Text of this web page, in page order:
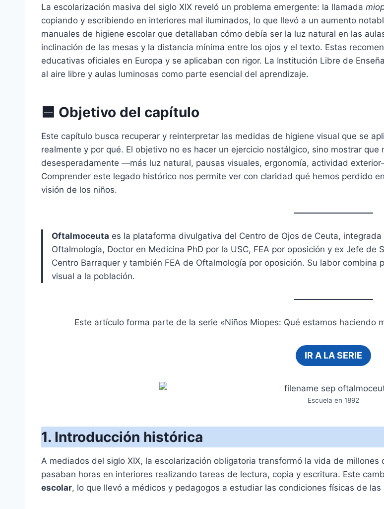
La escolarización masiva del siglo XIX reveló un problema emergente: la llamada
copiando y escribiendo en interiores mal iluminados, lo que llevó a un aumento
manuales de higiene escolar que detallaban cómo debía ser la luz natural en las
inclinación de las mesas y la distancia mínima entre los ojos y el texto. Estas
educativas oficiales en Europa y se aplicaban con rigor. La Institución Libre de
al aire libre y aulas luminosas como parte esencial del aprendizaje.
🟦 Objetivo del capítulo
Este capítulo busca recuperar y reinterpretar las medidas de higiene visual que se
realmente y por qué. El objetivo no es hacer un ejercicio nostálgico, sino mostrar
desesperadamente —más luz natural, pausas visuales, ergonomía, actividad
Comprender este legado histórico nos permite ver con claridad qué hemos perdido
visión de los niños.
Oftalmoceuta es la plataforma divulgativa del Centro de Ojos de Ceuta,
Oftalmología, Doctor en Medicina PhD por la USC, FEA por oposición y ex Jefe
Centro Barraquer y también FEA de Oftalmología por oposición. Su labor
visual a la población.
Este artículo forma parte de la serie «Niños Miopes: Qué estamos haciendo
IR A LA SERIE
Escuela en 1892
1. Introducción histórica
A mediados del siglo XIX, la escolarización obligatoria transformó la vida de
pasaban horas en interiores realizando tareas de lectura, copia y escritura. Este
escolar, lo que llevó a médicos y pedagogos a estudiar las condiciones físicas de las